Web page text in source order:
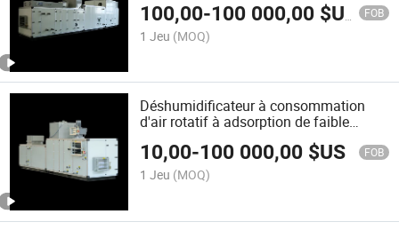
l'humidité Zch-10000
100,00-100 000,00 $US FOB
1 Jeu (MOQ)
Déshumidificateur à consommation
d'air rotatif à adsorption de faible
10,00-100 000,00 $US FOB
1 Jeu (MOQ)